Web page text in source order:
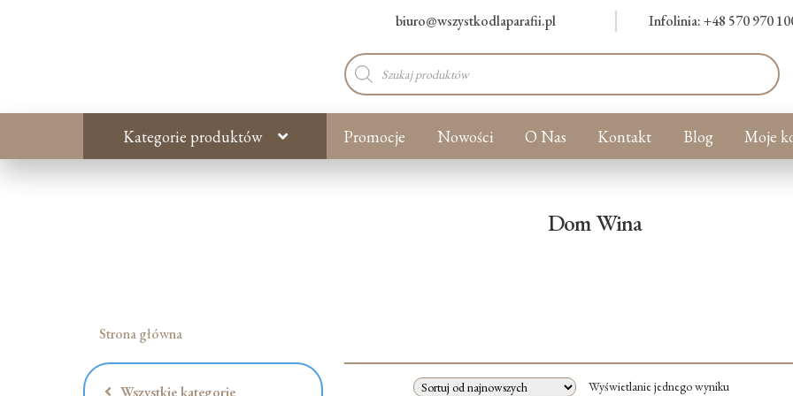
biuro@wszystkodlaparafii.pl Infolinia: +48 570 970
Wyszukiwarka
produktów
Kategorie produktów Promocje Nowości O Nas Kontakt Blog Moje
Dom Wina
Strona główna
Wyświetlanie jednego wyniku